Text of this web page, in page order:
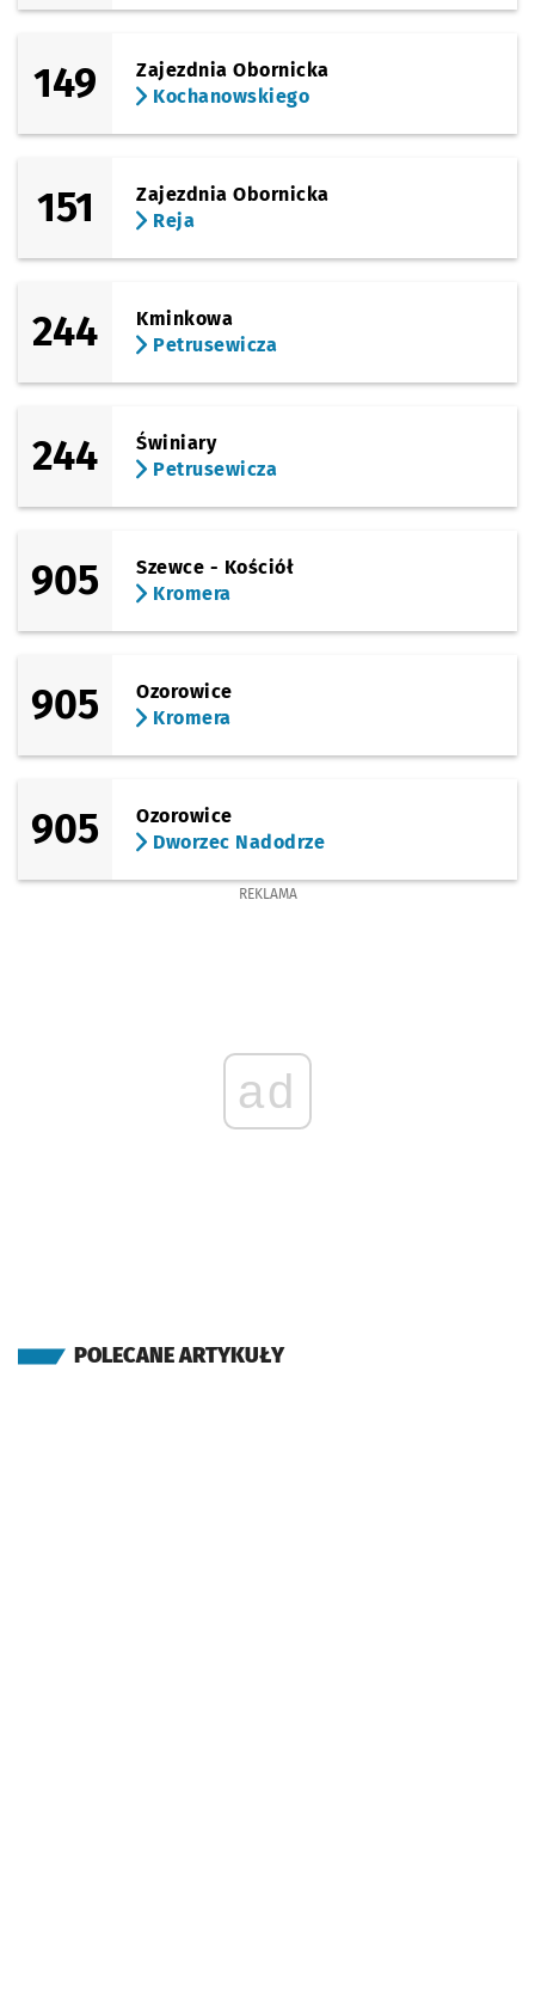
149
Zajezdnia Obornicka
Kochanowskiego
151
Zajezdnia Obornicka
Reja
244
Kminkowa
Petrusewicza
244
Świniary
Petrusewicza
905
Szewce - Kościół
Kromera
905
Ozorowice
Kromera
905
Ozorowice
Dworzec Nadodrze
REKLAMA
ad
POLECANE ARTYKUŁY